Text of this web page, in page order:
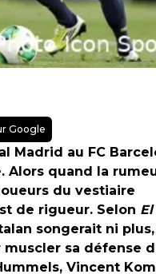
Google
Madrid au FC
Alors quand la
du vestiaire
de rigueur. Selon El
songerait ni
muscler sa défense
Vincent